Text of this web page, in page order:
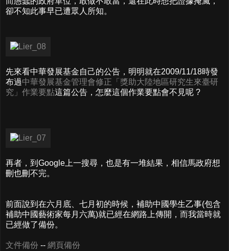
卻不知此事早已遭眾人所知。
先來看中華發展基金自己的公告，明明就在2009/11/18時發
布過中華發展基金管理會修正「獎助大陸地區研究生來臺研
究」作業要點這篇公告，怎麼這個作業要點會不見呢 ?
再者，到Google上一搜尋，也是有一堆結果，相信馬政府想
刪也刪不完。
前面說到在六月底、七月初的時候，補助中國學生乙事(包含
補助中國藝術家每月六萬)就已經在網路上傳開，而我當時就
已經做了備份。
文件備份 -- 網頁備份